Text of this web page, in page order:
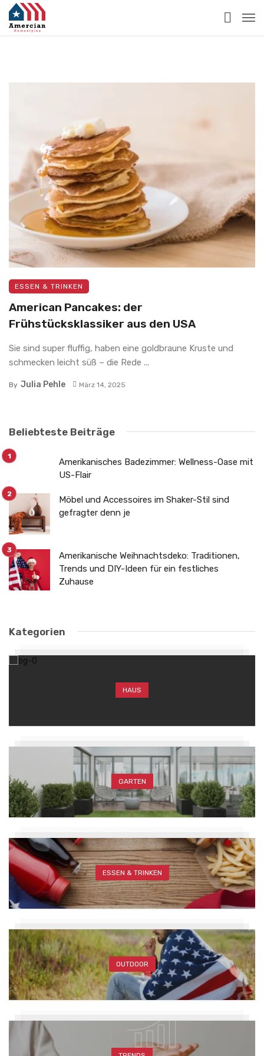
ESSEN & TRINKEN
American Pancakes: der
Frühstücksklassiker aus den USA
Sie sind super fluffig, haben eine goldbraune Kruste und
schmecken leicht süß – die Rede ...
By Julia Pehle März 14, 2025
Beliebteste Beiträge
Amerikanisches Badezimmer: Wellness-Oase mit
US-Flair
Möbel und Accessoires im Shaker-Stil sind
gefragter denn je
Amerikanische Weihnachtsdeko: Traditionen,
Trends und DIY-Ideen für ein festliches
Zuhause
Kategorien
HAUS
GARTEN
ESSEN & TRINKEN
OUTDOOR